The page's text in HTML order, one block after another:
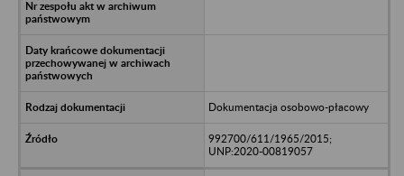
Dokumentacja osobowo-płacowy
992700/611/1965/2015;
UNP:2020-00819057